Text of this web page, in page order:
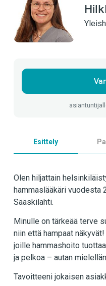
Esittely
Olen hiljattain
hammaslääkäri vuodesta
Sääskilahti.
Minulle on tärkeää terve
niin että hampaat
joille hammashoito
ja pelkoa – autan
Tavoitteeni jokaisen